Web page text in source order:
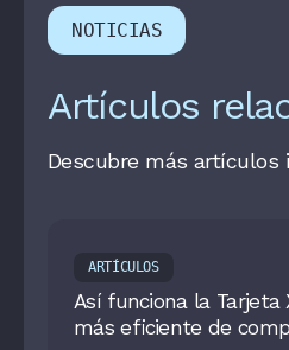
NOTICIAS
Artículos
Descubre más artículos
ARTÍCULOS
Así funciona la Tarjeta
más eficiente de